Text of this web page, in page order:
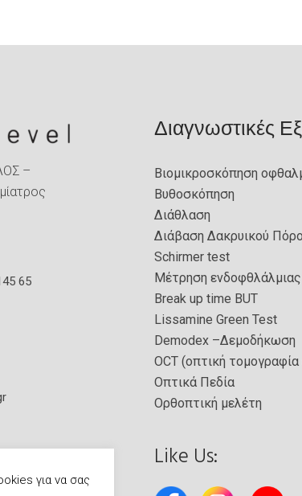
–
65
Διαγνωστικές
Βιομικροσκόπηση
Βυθοσκόπηση
Διάθλαση
Διάβαση Δακρυικού
Schirmer test
Μέτρηση ενδοφθλάλμιας
Break up time BUT
Lissamine Green Test
Demodex –Δεμοδήκωση
OCT (οπτική
Οπτικά Πεδία
Ορθοπτική μελέτη
Like Us:
για να σας